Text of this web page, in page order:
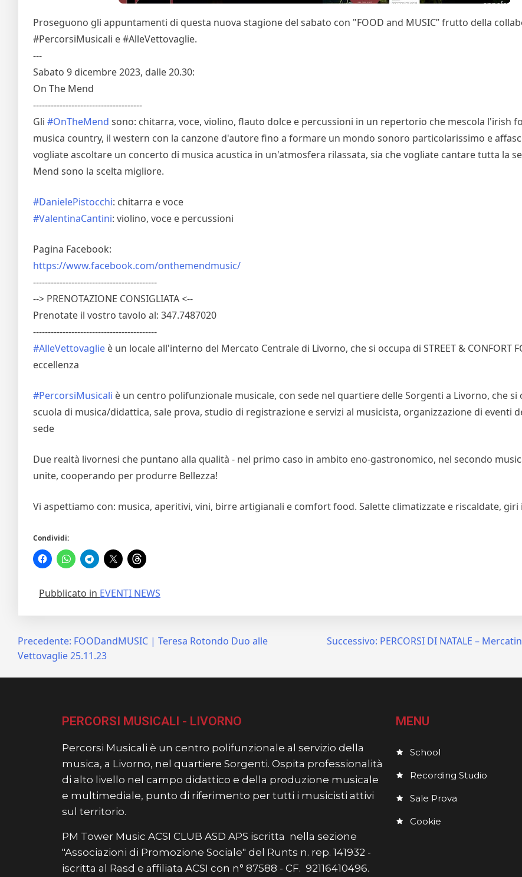
Proseguono gli appuntamenti di questa nuova stagione del sabato con "FOOD and MUSIC” frutto della
#PercorsiMusicali e #AlleVettovaglie.
---
Sabato 9 dicembre 2023, dalle 20.30:
On The Mend
-------------------------------------
Gli #OnTheMend sono: chitarra, voce, violino, flauto dolce e percussioni in un repertorio che mescola l'irish
musica country, il western con la canzone d'autore fino a formare un mondo sonoro particolarissimo e
vogliate ascoltare un concerto di musica acustica in un'atmosfera rilassata, sia che vogliate cantare tutta la
Mend sono la scelta migliore.
#DanielePistocchi: chitarra e voce
#ValentinaCantini: violino, voce e percussioni
Pagina Facebook:
https://www.facebook.com/onthemendmusic/
------------------------------------------
--> PRENOTAZIONE CONSIGLIATA <--
Prenotate il vostro tavolo al: 347.7487020
------------------------------------------
#AlleVettovaglie è un locale all'interno del Mercato Centrale di Livorno, che si occupa di STREET & CONFORT
eccellenza
#PercorsiMusicali è un centro polifunzionale musicale, con sede nel quartiere delle Sorgenti a Livorno, che si
scuola di musica/didattica, sale prova, studio di registrazione e servizi al musicista, organizzazione di eventi
sede
Due realtà livornesi che puntano alla qualità - nel primo caso in ambito eno-gastronomico, nel secondo
unite, cooperando per produrre Bellezza!
Vi aspettiamo con: musica, aperitivi, vini, birre artigianali e comfort food. Salette climatizzate e riscaldate, giri
Condividi:
Pubblicato in EVENTI NEWS
Navigazione
Precedente: FOODandMUSIC | Teresa Rotondo Duo alle
Vettovaglie 25.11.23
Successivo: PERCORSI DI NATALE –
PERCORSI MUSICALI - LIVORNO
Percorsi Musicali è un centro polifunzionale al servizio della
musica, a Livorno, nel quartiere Sorgenti. Ospita professionalità
di alto livello nel campo didattico e della produzione musicale
e multimediale, punto di riferimento per tutti i musicisti attivi
sul territorio.
PM Tower Music ACSI CLUB ASD APS iscritta nella sezione
"Associazioni di Promozione Sociale" del Runts n. rep. 141932 -
iscritta al Rasd e affiliata ACSI con n° 87588 - CF. 92116410496.
MENU
School
Recording Studio
Sale Prova
Cookie